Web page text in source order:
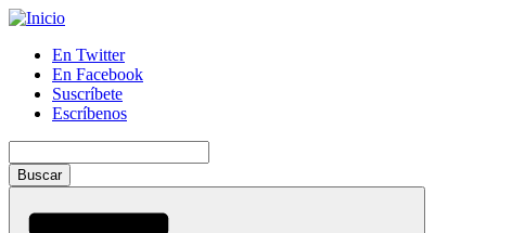
Pasar
contenido
principal
Menú
auxiliar
En Twitter
En Facebook
Suscríbete
Escríbenos